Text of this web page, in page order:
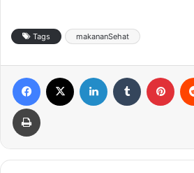
masak oatmeal sesuai
tambahkan buah-buahan
stroberi, atau blueberry,
almond atau kenari untuk
lemak sehat. Oatmealmerupakan
kompleks yang akan membuat
lama.
Tags makananSehat